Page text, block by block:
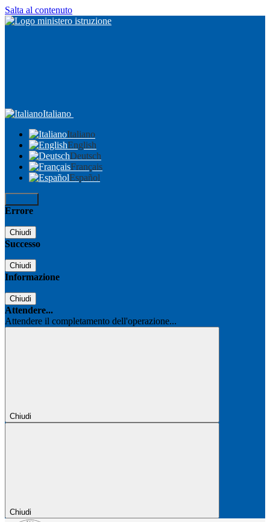
Salta al contenuto
Italiano
Italiano
English
Deutsch
Français
Español
Errore
Chiudi
Successo
Chiudi
Informazione
Chiudi
Attendere...
Attendere il completamento dell'operazione...
Chiudi
Chiudi